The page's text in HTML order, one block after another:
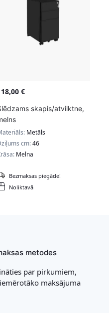
€
skapis/atvilktne,
Metāls
cm:46
Melna
Noliktavā
Bezmaksas piegāde!
metodes
par pirkumiem,
maksājuma